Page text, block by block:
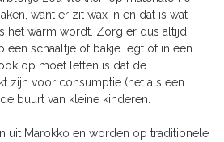
want er zit wax in en dat is wat
het warm wordt. Zorg er dus altijd
een schaaltje of bakje legt of in een
op moet letten is dat de
zijn voor consumptie (net als een
buurt van kleine kinderen.
uit Marokko en worden op traditionele